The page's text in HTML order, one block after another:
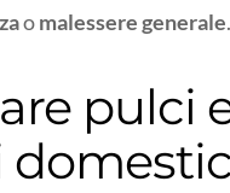
omalessere generale.
pulci